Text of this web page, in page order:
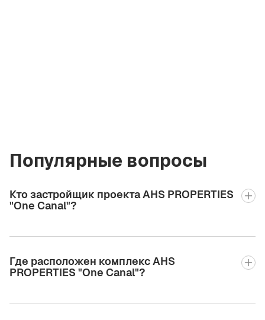
Популярные вопросы
Кто застройщик проекта AHS PROPERTIES
"One Canal"?
Где расположен комплекс AHS
PROPERTIES "One Canal"?